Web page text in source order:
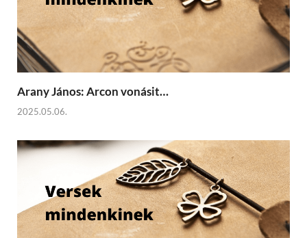
Arany János: Arcon vonásit…
2025.05.06.